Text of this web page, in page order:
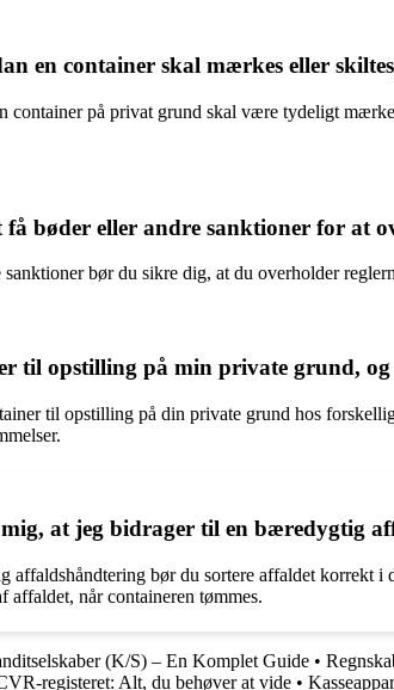
en container skal mærkes eller
container på privat grund skal være tydeligt
bøder eller andre sanktioner for at
sanktioner bør du sikre dig, at du overholder
til opstilling på min private grund,
til opstilling på din private grund hos
at jeg bidrager til en bæredygtig
affaldshåndtering bør du sortere affaldet korrekt
affaldet, når containeren tømmes.
(K/S) – En Komplet Guide •
registeret: Alt, du behøver at vide •